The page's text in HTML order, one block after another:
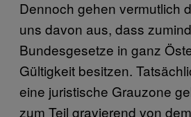
Dennoch gehen vermutlich
uns davon aus, dass
Bundesgesetze in ganz
Gültigkeit besitzen.
eine juristische Grauzone
zum Teil gravierend von